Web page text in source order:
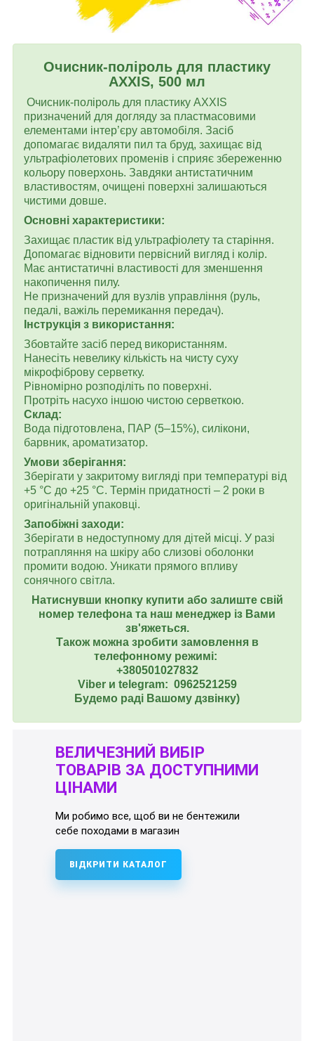
Очисник-поліроль для пластику
AXXIS, 500 мл
Очисник-поліроль для пластику AXXIS
призначений для догляду за пластмасовими
елементами інтер’єру автомобіля. Засіб
допомагає видаляти пил та бруд, захищає від
ультрафіолетових променів і сприяє збереженню
кольору поверхонь. Завдяки антистатичним
властивостям, очищені поверхні залишаються
чистими довше.
Основні характеристики:
Захищає пластик від ультрафіолету та старіння.
Допомагає відновити первісний вигляд і колір.
Має антистатичні властивості для зменшення
накопичення пилу.
Не призначений для вузлів управління (руль,
педалі, важіль перемикання передач).
Інструкція з використання:
Збовтайте засіб перед використанням.
Нанесіть невелику кількість на чисту суху
мікрофіброву серветку.
Рівномірно розподіліть по поверхні.
Протріть насухо іншою чистою серветкою.
Склад:
Вода підготовлена, ПАР (5–15%), силікони,
барвник, ароматизатор.
Умови зберігання:
Зберігати у закритому вигляді при температурі від
+5 °C до +25 °C. Термін придатності – 2 роки в
оригінальній упаковці.
Запобіжні заходи:
Зберігати в недоступному для дітей місці. У разі
потрапляння на шкіру або слизові оболонки
промити водою. Уникати прямого впливу
сонячного світла.
Натиснувши кнопку купити або залиште свій
номер телефона та наш менеджер із Вами
зв'яжеться.
Також можна зробити замовлення в
телефонному режимі:
+380501027832
Viber и telegram: 0962521259
Будемо раді Вашому дзвінку)
ВЕЛИЧЕЗНИЙ ВИБІР
ТОВАРІВ ЗА ДОСТУПНИМИ
ЦІНАМИ
Ми робимо все, щоб ви не бентежили
себе походами в магазин
ВІДКРИТИ КАТАЛОГ